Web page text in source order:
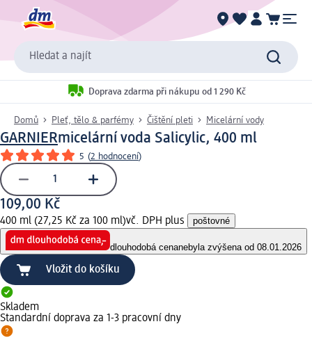
Hledat a najít
Doprava zdarma při nákupu od 1 290 Kč
Domů Pleť, tělo & parfémy Čištění pleti Micelární vody
GARNIERmicelární voda Salicylic, 400 ml
5 (2 hodnocení)
109,00 Kč
400 ml (27,25 Kč za 100 ml)vč. DPH plus poštovné
dlouhodobá cenanebyla zvýšena od 08.01.2026
Vložit do košíku
Skladem
Standardní doprava za 1-3 pracovní dny